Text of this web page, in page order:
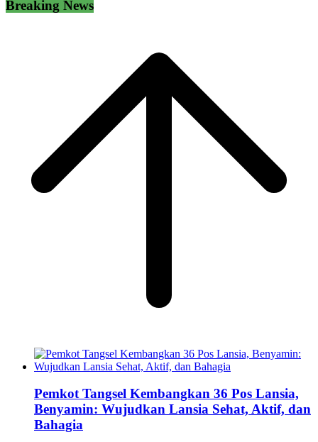
Breaking News
Pemkot Tangsel Kembangkan 36 Pos Lansia,
Benyamin: Wujudkan Lansia Sehat, Aktif, dan
Bahagia